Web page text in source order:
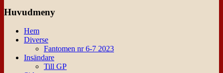
Huvudmeny
Hem
Diverse
Fantomen nr 6-7 2023
Insändare
Till GP